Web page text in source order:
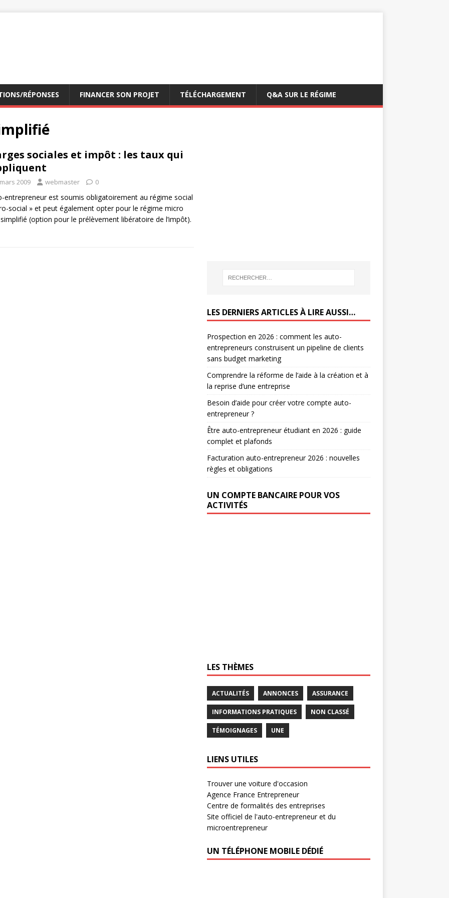
RÉPONSES FINANCER SON PROJET TÉLÉCHARGEMENT Q&A SUR LE RÉGIME
sociales et impôt : les taux qui
2009 webmaster 0
entrepreneur est soumis obligatoirement au régime social
social » et peut également opter pour le régime micro
(option pour le prélèvement libératoire de l’impôt).
LES DERNIERS ARTICLES À LIRE AUSSI…
Prospection en 2026 : comment les auto-
entrepreneurs construisent un pipeline de clients
sans budget marketing
Comprendre la réforme de l’aide à la création et à
la reprise d’une entreprise
Besoin d’aide pour créer votre compte auto-
entrepreneur ?
Être auto-entrepreneur étudiant en 2026 : guide
complet et plafonds
Facturation auto-entrepreneur 2026 : nouvelles
règles et obligations
UN COMPTE BANCAIRE POUR VOS
ACTIVITÉS
LES THÈMES
ACTUALITÉS ANNONCES ASSURANCE
INFORMATIONS PRATIQUES NON CLASSÉ
TÉMOIGNAGES UNE
LIENS UTILES
Trouver une voiture d'occasion
Agence France Entrepreneur
Centre de formalités des entreprises
Site officiel de l'auto-entrepreneur et du
microentrepreneur
UN TÉLÉPHONE MOBILE DÉDIÉ